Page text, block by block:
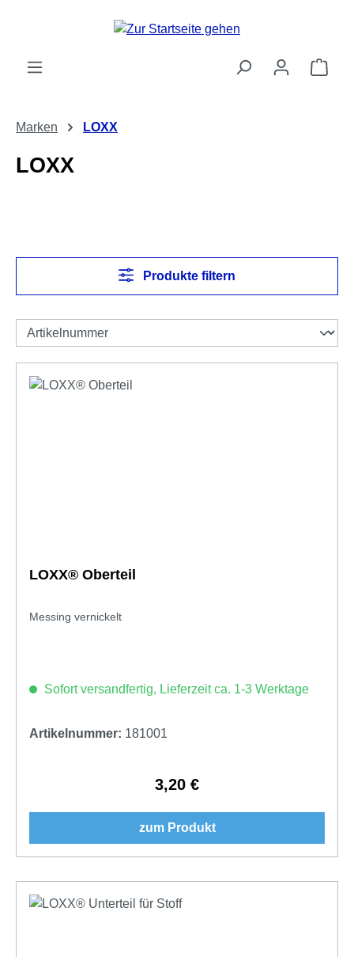
Zum Hauptinhalt springen
Marken LOXX
LOXX
Produkte filtern
LOXX® Oberteil
Messing vernickelt
Sofort versandfertig, Lieferzeit ca. 1-3 Werktage
Artikelnummer: 181001
Regulärer Preis:
3,20 €
zum Produkt